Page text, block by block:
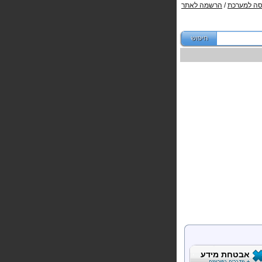
למערכת/ הרשמה לאתר
אבטחת מידע